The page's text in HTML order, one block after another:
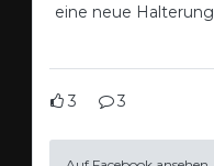
eine neue Halterung
3 3